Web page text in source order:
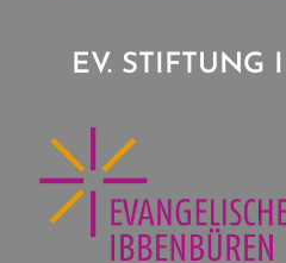
EV. STIFTUNG